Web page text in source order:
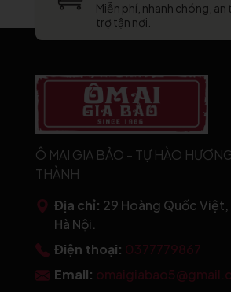
Miễn phí, nhanh chóng, an
trợ tận nơi.
Ô MAI GIA BẢO - TỰ HÀO
THÀNH
Địa chỉ: 29 Hoàng Quốc
Hà Nội.
Điện thoại: 0377779867
Email: